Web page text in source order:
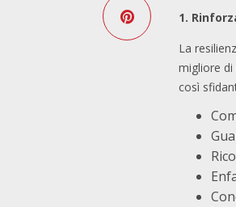
1.
La
migliore
così